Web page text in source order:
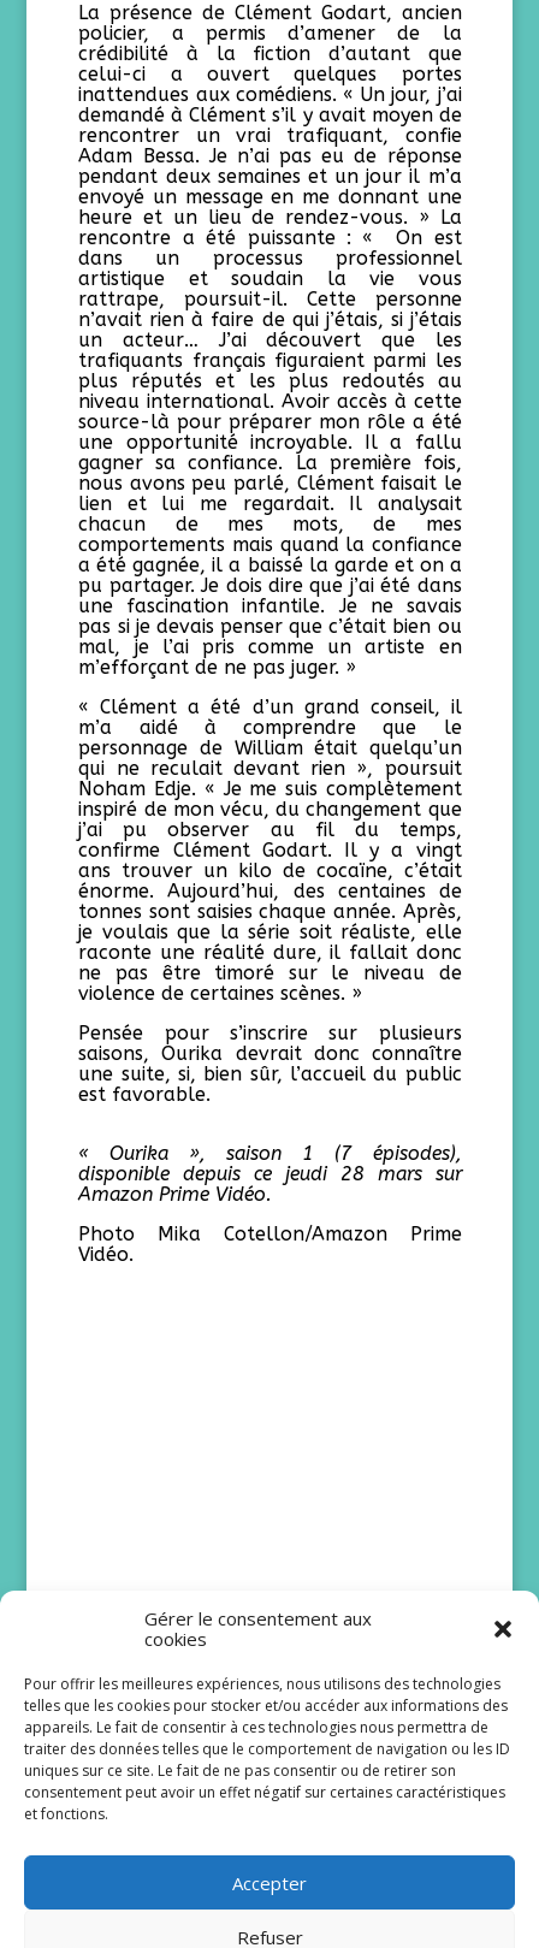
Gérer le consentement aux
cookies
Pour offrir les meilleures expériences, nous utilisons des technologies
telles que les cookies pour stocker et/ou accéder aux informations des
appareils. Le fait de consentir à ces technologies nous permettra de
traiter des données telles que le comportement de navigation ou les ID
uniques sur ce site. Le fait de ne pas consentir ou de retirer son
consentement peut avoir un effet négatif sur certaines caractéristiques
et fonctions.
Accepter
Refuser
La présence de Clément Godart, ancien
policier, a permis d’amener de la
crédibilité à la fiction d’autant que
celui-ci a ouvert quelques portes
inattendues aux comédiens. « Un jour, j’ai
demandé à Clément s’il y avait moyen de
rencontrer un vrai trafiquant, confie
Adam Bessa. Je n’ai pas eu de réponse
pendant deux semaines et un jour il m’a
envoyé un message en me donnant une
heure et un lieu de rendez-vous. » La
rencontre a été puissante : « On est
dans un processus professionnel
artistique et soudain la vie vous
rattrape, poursuit-il. Cette personne
n’avait rien à faire de qui j’étais, si j’étais
un acteur… J’ai découvert que les
trafiquants français figuraient parmi les
plus réputés et les plus redoutés au
niveau international. Avoir accès à cette
source-là pour préparer mon rôle a été
une opportunité incroyable. Il a fallu
gagner sa confiance. La première fois,
nous avons peu parlé, Clément faisait le
lien et lui me regardait. Il analysait
chacun de mes mots, de mes
comportements mais quand la confiance
a été gagnée, il a baissé la garde et on a
pu partager. Je dois dire que j’ai été dans
une fascination infantile. Je ne savais
pas si je devais penser que c’était bien ou
mal, je l’ai pris comme un artiste en
m’efforçant de ne pas juger. »
« Clément a été d’un grand conseil, il
m’a aidé à comprendre que le
personnage de William était quelqu’un
qui ne reculait devant rien », poursuit
Noham Edje. « Je me suis complètement
inspiré de mon vécu, du changement que
j’ai pu observer au fil du temps,
confirme Clément Godart. Il y a vingt
ans trouver un kilo de cocaïne, c’était
énorme. Aujourd’hui, des centaines de
tonnes sont saisies chaque année. Après,
je voulais que la série soit réaliste, elle
raconte une réalité dure, il fallait donc
ne pas être timoré sur le niveau de
violence de certaines scènes. »
Pensée pour s’inscrire sur plusieurs
saisons, Ourika devrait donc connaître
une suite, si, bien sûr, l’accueil du public
est favorable.
« Ourika », saison 1 (7 épisodes),
disponible depuis ce jeudi 28 mars sur
Amazon Prime Vidéo.
Photo Mika Cotellon/Amazon Prime
Vidéo.
Bruno Solo et Issa
Doumbia rejoignent
Scènes de ménages
24 août à 20 h 40 sur M6. De...